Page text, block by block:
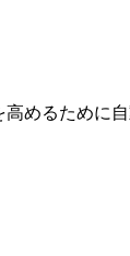
めるために